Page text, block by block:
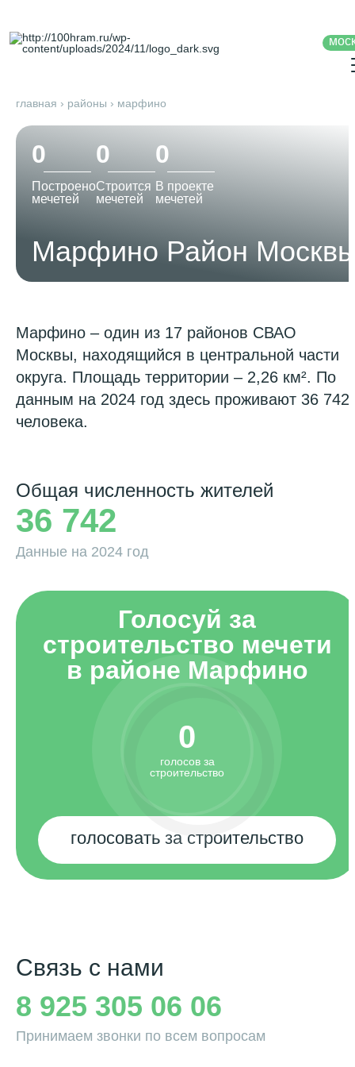
главная › районы › марфино
0
Построено
мечетей
0
Строится
мечетей
0
В проекте
мечетей
Марфино Район
Марфино – один из 17 районов СВАО
Москвы, находящийся в центральной части
округа. Площадь территории – 2,26 км². По
данным на 2024 год здесь проживают 36 742
человека.
Общая численность жителей
36 742
Данные на 2024 год
Голосуй за
строительство мечети
в районе Марфино
0
голосов за
строительство
голосовать за строительство
Связь с нами
8 925 305 06 06
Принимаем звонки по всем вопросам